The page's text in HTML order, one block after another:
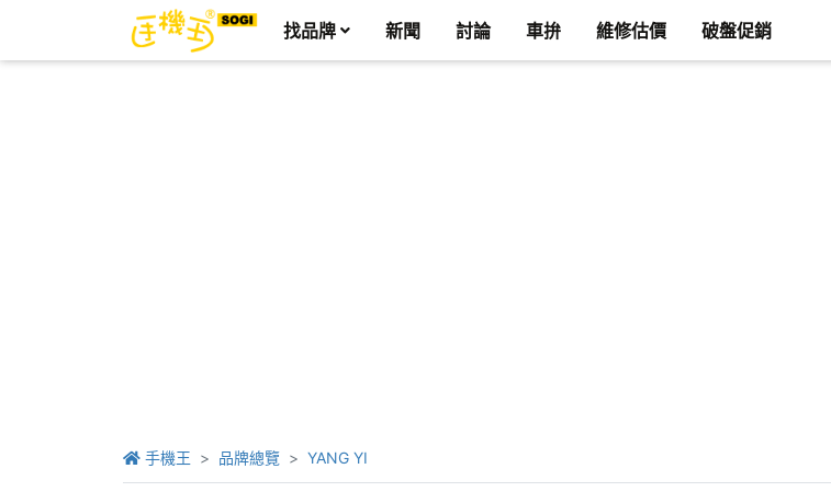
找品牌 新聞 討論 車拚 維修估價 破盤促銷
手機王 品牌總覽 YANG YI